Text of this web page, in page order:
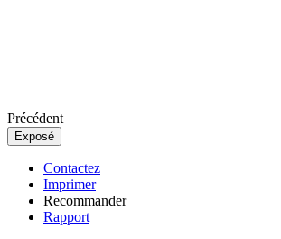
Précédent
Exposé
Contactez
Imprimer
Recommander
Rapport